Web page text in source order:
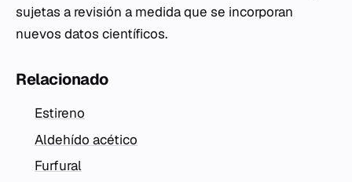
sujetas a revisión a medida que se incorporan
nuevos datos científicos.
Relacionado
Estireno
Aldehído acético
Furfural